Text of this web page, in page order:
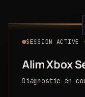
SESSION ACTIVE
Alim Xbox
Diagnostic en